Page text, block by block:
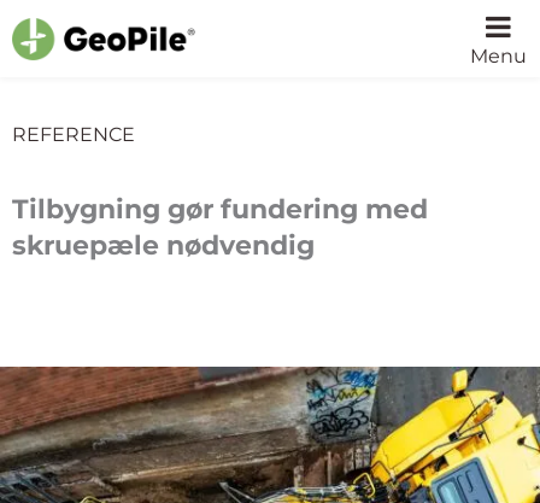
REFERENCE
Tilbygning gør fundering med
skruepæle nødvendig
Menu